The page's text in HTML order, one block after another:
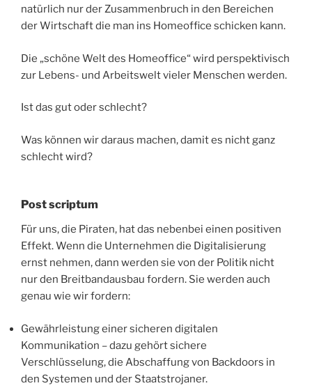
natürlich nur der Zusammenbruch in den Bereichen
der Wirtschaft die man ins Homeoffice schicken kann.
Die „schöne Welt des Homeoffice“ wird perspektivisch
zur Lebens- und Arbeitswelt vieler Menschen werden.
Ist das gut oder schlecht?
Was können wir daraus machen, damit es nicht ganz
schlecht wird?
Post scriptum
Für uns, die Piraten, hat das nebenbei einen positiven
Effekt. Wenn die Unternehmen die Digitalisierung
ernst nehmen, dann werden sie von der Politik nicht
nur den Breitbandausbau fordern. Sie werden auch
genau wie wir fordern:
Gewährleistung einer sicheren digitalen
Kommunikation – dazu gehört sichere
Verschlüsselung, die Abschaffung von Backdoors in
den Systemen und der Staatstrojaner.